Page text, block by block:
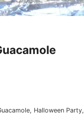
Halloween Party,